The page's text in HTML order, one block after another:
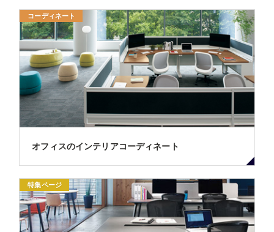
コーディネート
オフィスのインテリアコーディネート
特集ページ